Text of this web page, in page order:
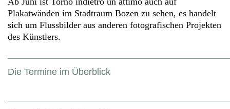
Plakatwänden im Stadtraum Bozen zu sehen, es handelt
sich um Flussbilder aus anderen fotografischen Projekten
des Künstlers.
Die Termine im Überblick